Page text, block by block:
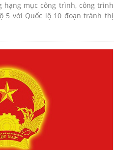
hạng mục công trình, công trình
5 với Quốc lộ 10 đoạn tránh thị